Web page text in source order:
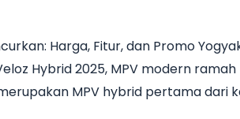
Harga, Fitur, dan Promo
Hybrid 2025, MPV modern
MPV hybrid pertama dari